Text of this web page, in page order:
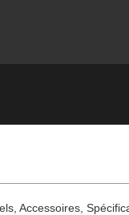
Accessoires,